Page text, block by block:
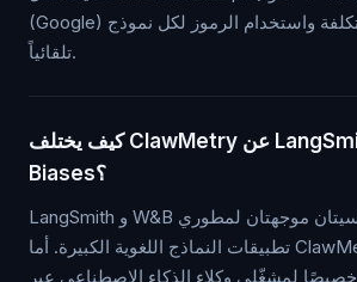
(Google) وغيرها. يتتبّع التكلفة واستخدام الرموز لكل نموذج
تلقائياً.
كيف يختلف ClawMetry عن LangSmith أو Weights &
Biases؟
LangSmith و W&B منصتان مؤسسيتان موجهتان لمطوري
تطبيقات النماذج اللغوية الكبيرة. أما ClawMetry فمصممة
خصيصًا لمشغّلي وكلاء الذكاء الاصطناعي عبر OpenClaw و